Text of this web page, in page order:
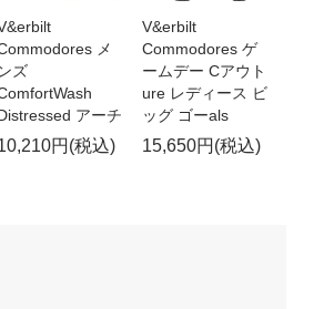
メ
ンズ
アーチ
円(税込)
V&erbilt
Commodores ゲ
ームデー Cアウト
ure レディース ビ
ッグ ゴーals
15,650円(税込)